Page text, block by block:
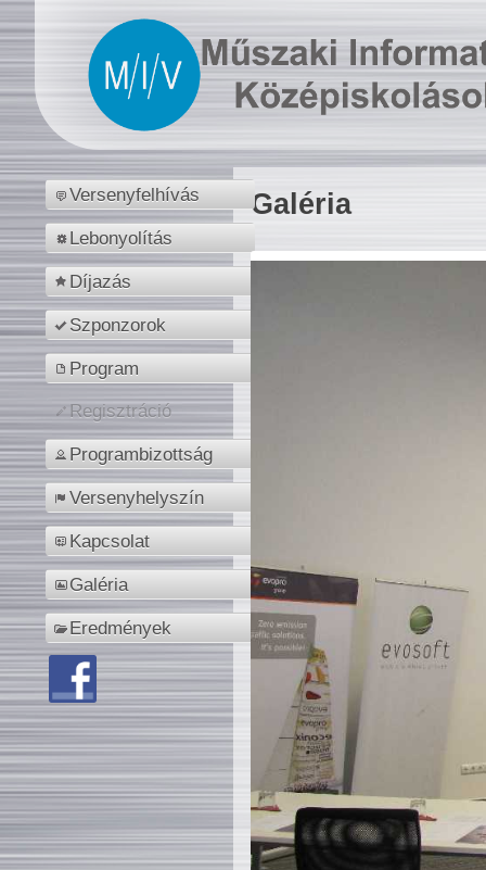
Versenyfelhívás
Lebonyolítás
Díjazás
Szponzorok
Program
Regisztráció
Programbizottság
Versenyhelyszín
Kapcsolat
Galéria
Eredmények
Galéria